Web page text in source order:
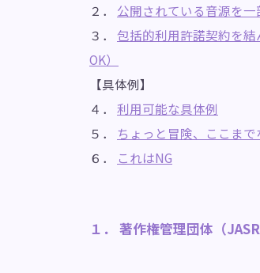
２． 公開されている音源を
３． 包括的利用許諾契約を
OK）
【具体例】
４． 利用可能な具体例
５． ちょっと冒険、ここまで
６．
これはNG
１． 著作権管理団体（